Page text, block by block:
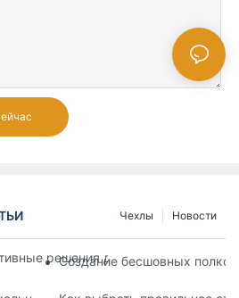
Новости
Чехлы
решения для супермаркетов:
Создание бесшовных